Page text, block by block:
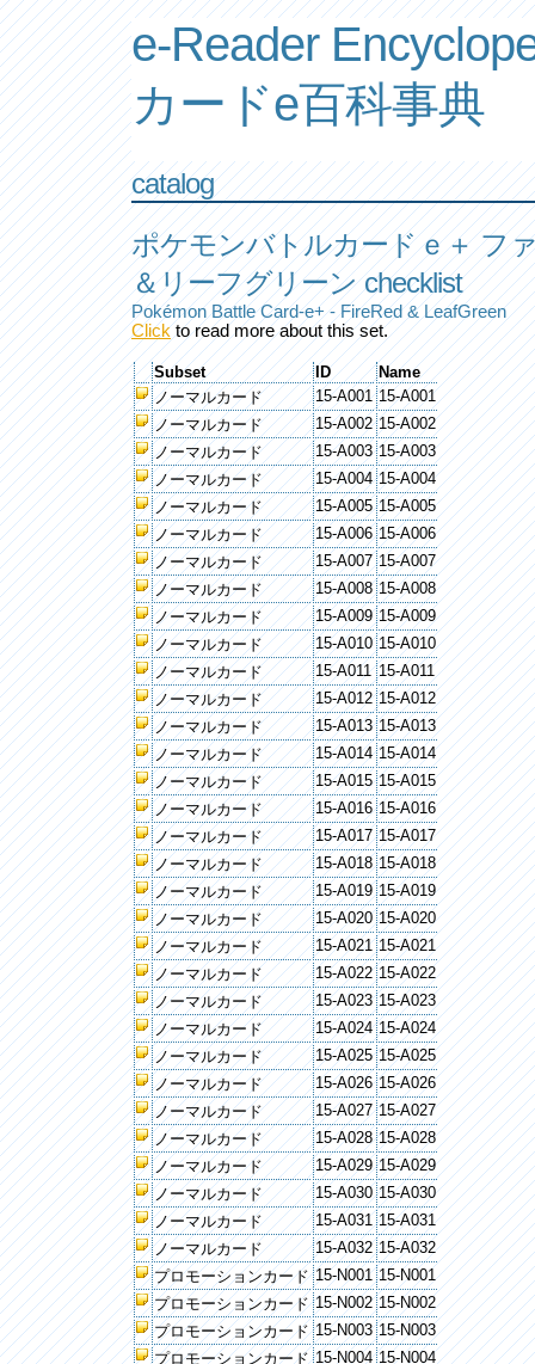
e-Reader
カードe百科事典
catalog
ポケモンバトルカードｅ＋ フ
＆リーフグリーン checklist
Pokémon Battle Card-e+ - FireRed & LeafGreen
Clickto read more about this set.
Subset ID
Name
ノーマルカード
15-A001 15-A001
ノーマルカード
15-A002 15-A002
ノーマルカード
15-A003 15-A003
ノーマルカード
15-A004 15-A004
ノーマルカード
15-A005 15-A005
ノーマルカード
15-A006 15-A006
ノーマルカード
15-A007 15-A007
ノーマルカード
15-A008 15-A008
ノーマルカード
15-A009 15-A009
ノーマルカード
15-A010 15-A010
ノーマルカード
15-A011 15-A011
ノーマルカード
15-A012 15-A012
ノーマルカード
15-A013 15-A013
ノーマルカード
15-A014 15-A014
ノーマルカード
15-A015 15-A015
ノーマルカード
15-A016 15-A016
ノーマルカード
15-A017 15-A017
ノーマルカード
15-A018 15-A018
ノーマルカード
15-A019 15-A019
ノーマルカード
15-A020 15-A020
ノーマルカード
15-A021 15-A021
ノーマルカード
15-A022 15-A022
ノーマルカード
15-A023 15-A023
ノーマルカード
15-A024 15-A024
ノーマルカード
15-A025 15-A025
ノーマルカード
15-A026 15-A026
ノーマルカード
15-A027 15-A027
ノーマルカード
15-A028 15-A028
ノーマルカード
15-A029 15-A029
ノーマルカード
15-A030 15-A030
ノーマルカード
15-A031 15-A031
ノーマルカード
15-A032 15-A032
プロモーションカード 15-N001 15-N001
プロモーションカード 15-N002 15-N002
プロモーションカード 15-N003 15-N003
プロモーションカード 15-N004 15-N004